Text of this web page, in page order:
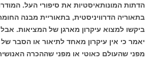
הדתות המונותאיסטיות את סיפורי העל.
בתאוריה הדרוויניסטית, בתאוריית מבנה
ביקשו למצוא עיקרון מארגן של המציאות.
יאמר כי אין עיקרון מאחד לתיאור או הסבר
מפני שהעולם כאוטי או מפני שההכרה